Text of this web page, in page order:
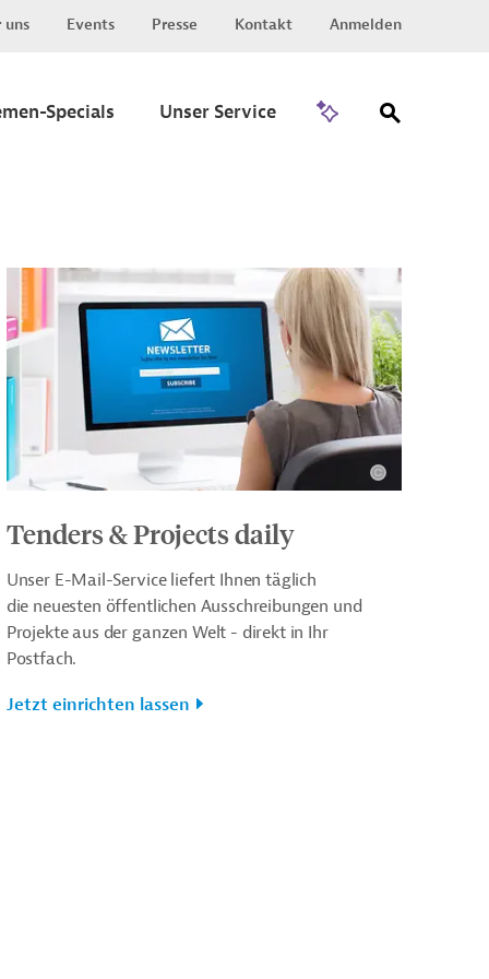
uns Events Presse Kontakt Anmelden
Specials Unser Service
Tenders & Projects daily
Unser E-Mail-Service liefert Ihnen täglich
die neuesten öffentlichen Ausschreibungen und
Projekte aus der ganzen Welt - direkt in Ihr
Postfach.
Jetzt einrichten lassen